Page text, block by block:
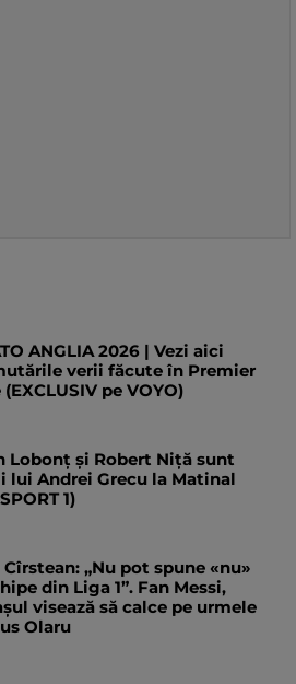
ANGLIA 2026 | Vezi aici
verii făcute în Premier
pe VOYO)
Lobonț și Robert Niță sunt
lui Andrei Grecu la Matinal
1)
„Nu pot spune «nu»
din Liga 1”. Fan Messi,
visează să calce pe urmele
Olaru